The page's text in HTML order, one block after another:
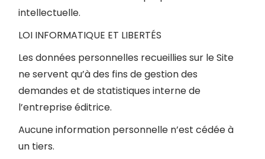
intellectuelle.
LOI INFORMATIQUE ET LIBERTÉS
Les données personnelles recueillies sur le Site
ne servent qu’à des fins de gestion des
demandes et de statistiques interne de
l’entreprise éditrice.
Aucune information personnelle n’est cédée à
un tiers.